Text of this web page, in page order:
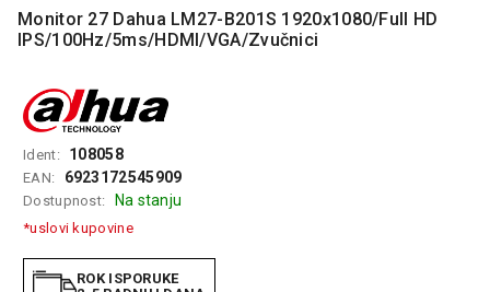
RAČUNARSKE
KOMPONENTE
PERIFERIJE
EELEKTRO
ZAŠTITA
SISTEMI
Monitor 27 Dahua LM27-B201S 1920x1080/Full HD
IPS/100Hz/5ms/HDMI/VGA/Zvučnici
Ident: 108058
EAN: 6923172545909
Dostupnost: Na stanju
*uslovi kupovine
ROK ISPORUKE